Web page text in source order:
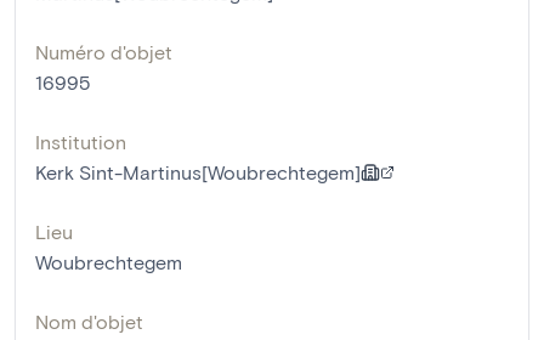
Numéro d'objet
16995
Institution
Kerk Sint-Martinus[Woubrechtegem]
Lieu
Woubrechtegem
Nom d'objet